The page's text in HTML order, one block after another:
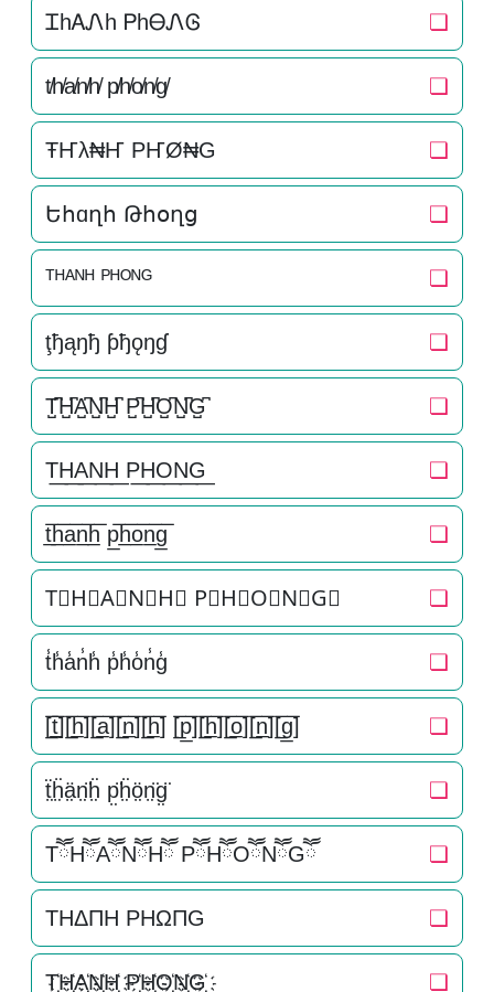
ᏆhᎪᏁh ᏢhᎾᏁᎶ ❏
t̸h̸a̸n̸h̸ p̸h̸o̸n̸g̸ ❏
ŦҤλ₦Ҥ PҤØ₦G ❏
Եհɑղհ Թհօղց ❏
ᵀᴴᴬᴺᴴ ᴾᴴᴼᴺᴳ ❏
ţђąŋђ ƥђǫŋɠ ❏
T̺͆H̺͆A̺͆N̺͆H̺͆ P̺͆H̺͆O̺͆N̺͆G̺͆ ❏
T͟H͟A͟N͟H͟ P͟H͟O͟N͟G͟ ❏
t̲̅h̲̅a̲̅n̲̅h̲̅ p̲̅h̲̅o̲̅n̲̅g̲̅ ❏
T⃣H⃣A⃣N⃣H⃣ P⃣H⃣O⃣N⃣G⃣ ❏
t̾h̾a̾n̾h̾ p̾h̾o̾n̾g̾ ❏
[̲̅t̲̅][̲̅h̲̅][̲̅a̲̅][̲̅n̲̅][̲̅h̲̅] [̲̅p̲̅][̲̅h̲̅][̲̅o̲̅][̲̅n̲̅][̲̅g̲̅] ❏
ẗ̤ḧ̤ä̤n̤̈ḧ̤ p̤̈ḧ̤ö̤n̤̈g̤̈ ❏
TཽHཽAཽNཽHཽ PཽHཽOཽNཽGཽ ❏
THΔΠH PHΩΠG ❏
T҉H҉A҉N҉H҉ P҉H҉O҉N҉G҉ ❏